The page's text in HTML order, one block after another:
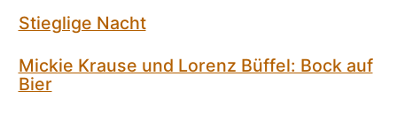
Stieglige Nacht
Mickie Krause und Lorenz Büffel: Bock auf
Bier